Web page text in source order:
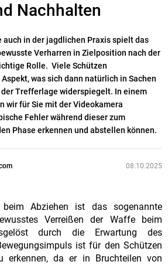
Nachhalten
auch in der jagdlichen Praxis spielt das
Verharren in Zielposition nach der
Rolle. Viele Schützen
was sich dann natürlich in Sachen
Trefferlage widerspiegelt. In einem
wir für Sie mit der Videokamera
Fehler während dieser zum
Phase erkennen und abstellen können.
08.10.2025
Abziehen ist das sogenannte
Verreißen der Waffe beim
durch die Erwartung des
ist für den Schützen
erkennen, da er in Bruchteilen von